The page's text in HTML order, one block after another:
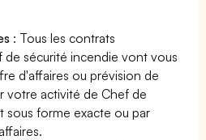
: Tous les contrats
de sécurité incendie vont vous
d'affaires ou prévision de
votre activité de Chef de
sous forme exacte ou par